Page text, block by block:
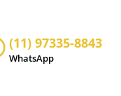
(11) 97335-8843
WhatsApp